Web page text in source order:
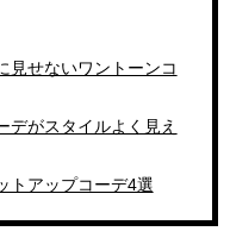
見せないワントーンコ
デがスタイルよく見え
トアップコーデ4選